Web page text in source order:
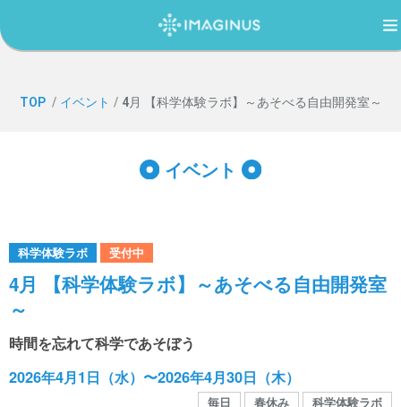
TOP
IMAGINUS（イマジナス）について
過ごし方ガイド
イベント
TOP / イベント / 4月 【科学体験ラボ】～あそべる自由開発室～
イベント
科学体験ラボ 受付中
4月 【科学体験ラボ】～あそべる自由開発室
～
時間を忘れて科学であそぼう
2026年4月1日（水）〜2026年4月30日（木）
毎日 春休み 科学体験ラボ